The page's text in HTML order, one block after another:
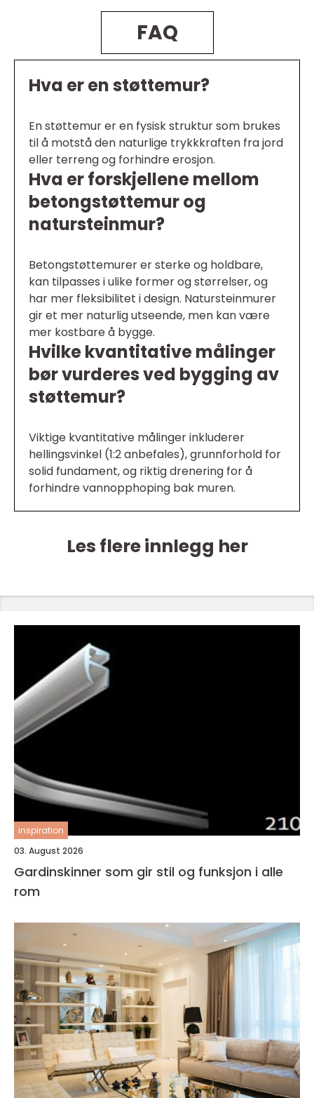
FAQ
Hva er en støttemur?
En støttemur er en fysisk struktur som brukes
til å motstå den naturlige trykkkraften fra jord
eller terreng og forhindre erosjon.
Hva er forskjellene mellom
betongstøttemur og
natursteinmur?
Betongstøttemurer er sterke og holdbare,
kan tilpasses i ulike former og størrelser, og
har mer fleksibilitet i design. Natursteinmurer
gir et mer naturlig utseende, men kan være
mer kostbare å bygge.
Hvilke kvantitative målinger
bør vurderes ved bygging av
støttemur?
Viktige kvantitative målinger inkluderer
hellingsvinkel (1:2 anbefales), grunnforhold for
solid fundament, og riktig drenering for å
forhindre vannopphoping bak muren.
Les flere innlegg her
inspiration
03. August 2026
Gardinskinner som gir stil og funksjon i alle
rom